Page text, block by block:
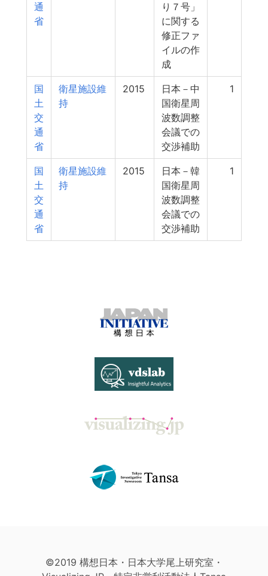
通
省
り７号」
に関する
修正ファ
イルの作
成
国
土
交
通
省
衛星施設維
持
2015
日本－中
国衛星周
波数調整
会議での
交渉補助
1
国
土
交
通
省
衛星施設維
持
2015
日本－韓
国衛星周
波数調整
会議での
交渉補助
1
©2019 構想日本・日本大学尾上研究室・